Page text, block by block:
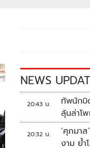
NEWS
20:43 น.
ทัพนักบิ
ลุ้นล่าโ
กา
20:32 น.
‘ศุภมา
งาม ย้ำ